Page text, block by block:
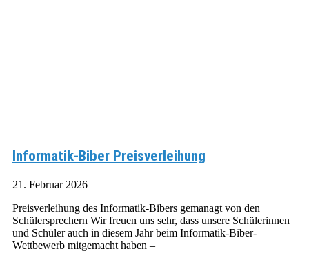
Informatik-Biber Preisverleihung
21. Februar 2026
Preisverleihung des Informatik-Bibers gemanagt von den
Schülersprechern Wir freuen uns sehr, dass unsere Schülerinnen
und Schüler auch in diesem Jahr beim Informatik-Biber-
Wettbewerb mitgemacht haben –